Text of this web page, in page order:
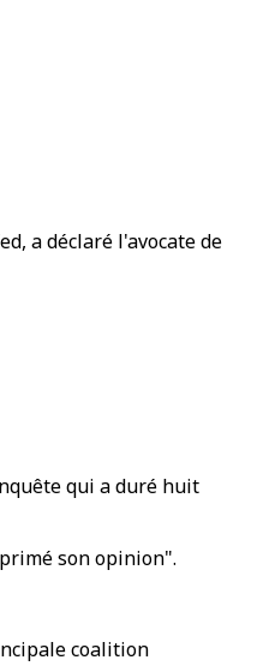
a déclaré l'avocate de
qui a duré huit
son opinion".
coalition